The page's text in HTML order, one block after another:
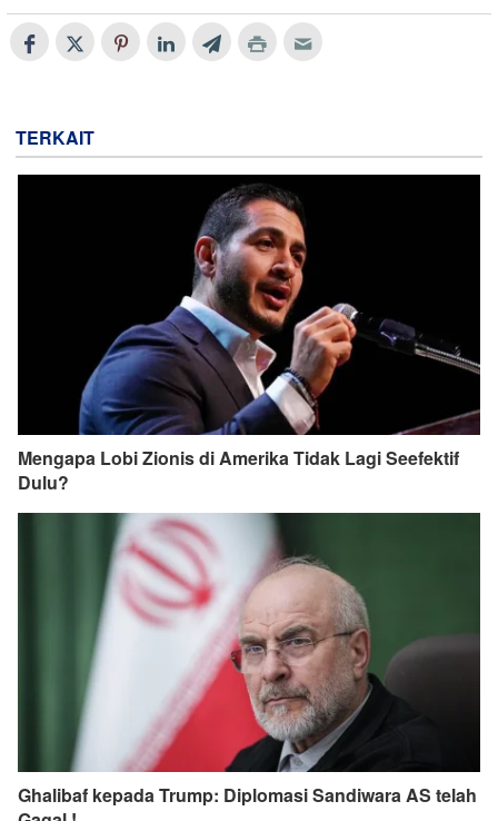
TERKAIT
Mengapa Lobi Zionis di Amerika Tidak Lagi Seefektif
Dulu?
Ghalibaf kepada Trump: Diplomasi Sandiwara AS telah